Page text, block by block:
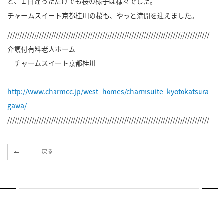
チャームスイート京都桂川の桜も、やっと満開を迎えました。
///////////////////////////////////////////////////////////////////////////////////
介護付有料老人ホーム
チャームスイート京都桂川
http://www.charmcc.jp/west_homes/charmsuite_kyotokatsura
gawa/
///////////////////////////////////////////////////////////////////////////////////
戻る